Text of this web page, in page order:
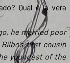
Qual è la vera
he married poor
first cousin
youngest of the